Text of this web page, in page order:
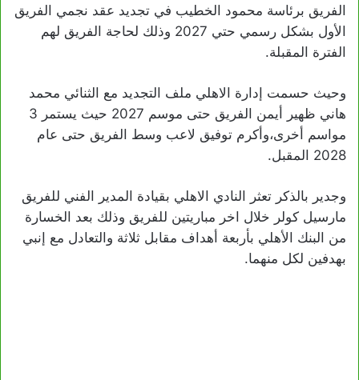
الفريق برئاسة محمود الخطيب في تجديد عقد نجمي الفريق
الأول بشكل رسمي حتي 2027 وذلك لحاجة الفريق لهم
الفترة المقبلة.
وحيث حسمت إدارة الاهلي ملف التجديد مع الثنائي محمد
هاني ظهير أيمن الفريق حتى موسم 2027 حيث يستمر 3
مواسم أخرى،وأكرم توفيق لاعب وسط الفريق حتى عام
2028 المقبل.
وجدير بالذكر تعثر النادي الاهلي بقيادة المدير الفني للفريق
مارسيل كولر خلال اخر مباريتين للفريق وذلك بعد الخسارة
من البنك الأهلي بأربعة أهداف مقابل ثلاثة والتعادل مع إنبي
بهدفين لكل منهما.